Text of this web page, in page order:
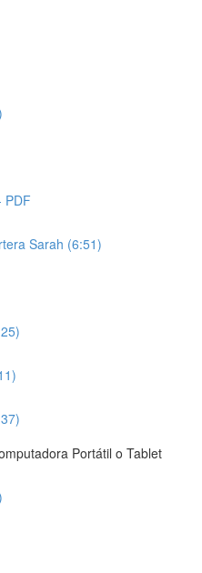
PDF
Sarah (6:51)
Portátil o Tablet